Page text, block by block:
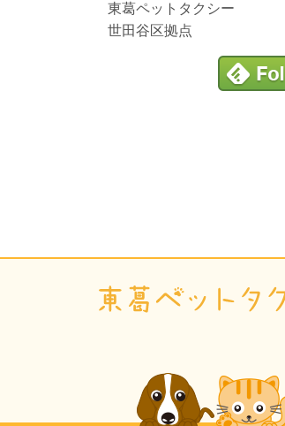
東葛ペットタクシー
世田谷区拠点